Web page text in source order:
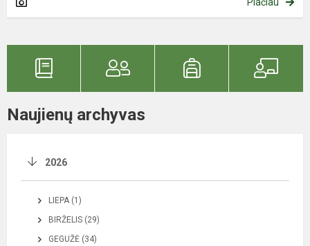
Naujienų archyvas
2026
LIEPA (1)
BIRŽELIS (29)
GEGUŽĖ (34)